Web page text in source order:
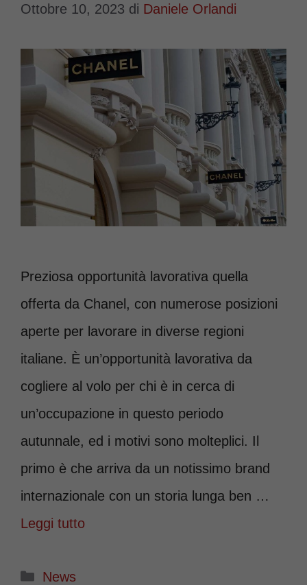
Ottobre 10, 2023 di Daniele Orlandi
Preziosa opportunità lavorativa quella
offerta da Chanel, con numerose posizioni
aperte per lavorare in diverse regioni
italiane. È un’opportunità lavorativa da
cogliere al volo per chi è in cerca di
un’occupazione in questo periodo
autunnale, ed i motivi sono molteplici. Il
primo è che arriva da un notissimo brand
internazionale con un storia lunga ben …
Leggi tutto
Categorie
News